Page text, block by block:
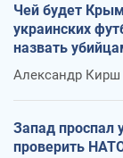
Чей будет
украинских
назвать
Александр Кирш
Запад проспал
проверить